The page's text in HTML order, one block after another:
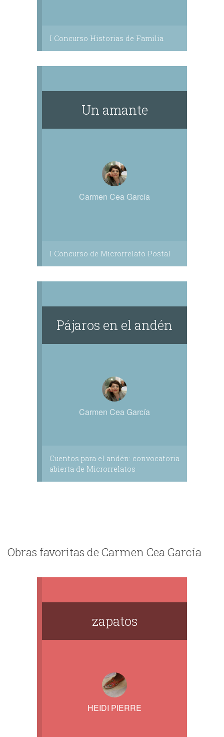
I Concurso Historias de Familia
Un amante
Carmen Cea García
I Concurso de Microrrelato Postal
Pájaros en el andén
Carmen Cea García
Cuentos para el andén: convocatoria
abierta de Microrrelatos
Obras favoritas de Carmen Cea García
zapatos
HEIDI PIERRE